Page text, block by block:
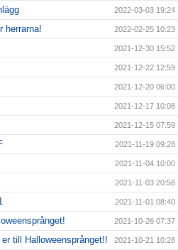
2022-03-03 19:24
herrarna! 2022-02-25 10:23
2021-12-30 15:52
2021-12-22 12:59
2021-12-20 06:00
2021-12-17 10:08
2021-12-15 07:59
2021-11-19 09:28
2021-11-04 10:00
2021-11-03 20:58
2021-11-01 08:40
2021-10-26 07:37
till Halloweensprånget!! 2021-10-21 10:28